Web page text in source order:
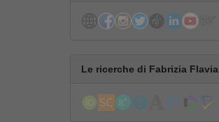
Le ricerche di Fabrizia Flavia